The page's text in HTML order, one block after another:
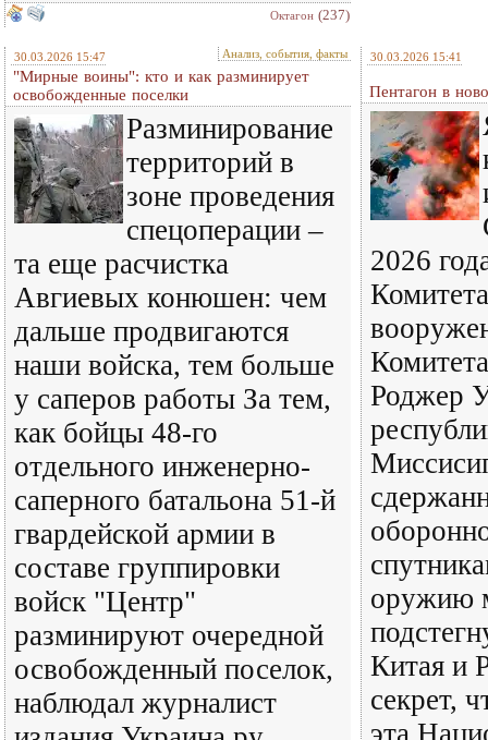
Октагон (237)
30.03.2026 15:47 Анализ, события, факты
"Мирные воины": кто и как разминирует
освобожденные поселки
Разминирование
территорий в
зоне проведения
спецоперации –
та еще расчистка
Авгиевых конюшен: чем
дальше продвигаются
наши войска, тем больше
у саперов работы За тем,
как бойцы 48-го
отдельного инженерно-
саперного батальона 51-й
гвардейской армии в
составе группировки
войск "Центр"
разминируют очередной
освобожденный поселок,
наблюдал журналист
30.03.2026 15:41
Пентагон в
2026
Роджер
оружию
Китая и
секрет,
эта